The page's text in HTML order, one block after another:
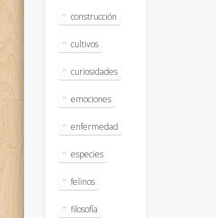
construcción
cultivos
curiosidades
emociones
enfermedad
especies
felinos
filosofía